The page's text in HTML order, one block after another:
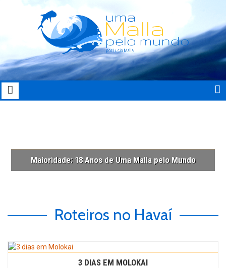
Maioridade: 18 Anos de Uma Malla pelo Mundo
Roteiros no Havaí
3 DIAS EM MOLOKAI